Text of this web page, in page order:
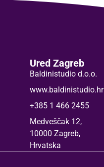
Ured Zagreb
Baldinistudio d.o.o.
www.baldinistudio.hr
+385 1 466 2455
Medveščak 12,
10000 Zagreb,
Hrvatska